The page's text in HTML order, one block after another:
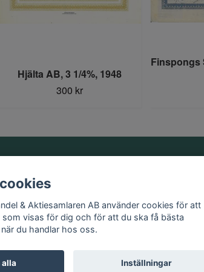
Hjälta AB, 3 1/4%, 1948
300 kr
Finspongs
& Aktiesamlaren AB använder cookies för att
som visas för dig och för att du ska få bästa
du handlar hos oss.
alla Inställningar